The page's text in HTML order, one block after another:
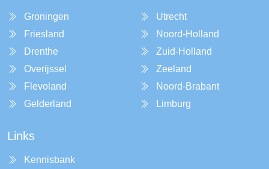
Groningen
Friesland
Drenthe
Overijssel
Flevoland
Gelderland
Utrecht
Noord-Holland
Zuid-Holland
Zeeland
Noord-Brabant
Limburg
Links
Kennisbank